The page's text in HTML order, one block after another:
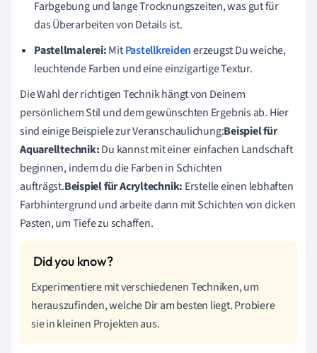
Farbgebung und lange Trocknungszeiten, was gut für
das Überarbeiten von Details ist.
Pastellmalerei:MitPastellkreidenerzeugst Du weiche,
leuchtende Farben und eine einzigartige Textur.
Die Wahl der richtigen Technik hängt von Deinem
persönlichem Stil und dem gewünschten Ergebnis ab. Hier
sind einige Beispiele zur Veranschaulichung:Beispiel für
Aquarelltechnik:Du kannst mit einer einfachen Landschaft
beginnen, indem du die Farben in Schichten
aufträgst.Beispiel für Acryltechnik: Erstelle einen lebhaften
Farbhintergrund und arbeite dann mit Schichten von dicken
Pasten, um Tiefe zu schaffen.
Experimentiere mit verschiedenen Techniken, um
herauszufinden, welche Dir am besten liegt. Probiere
sie in kleinen Projekten aus.